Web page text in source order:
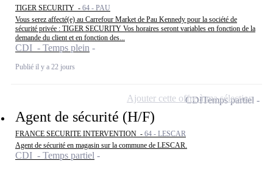
TIGER SECURITY - 64 - PAU
Vous serez affecté(e) au Carrefour Market de Pau Kennedy pour la société de
sécurité privée : TIGER SECURITY Vos horaires seront variables en fonction de la
demande du client et en fonction des...
CDI - Temps plein
Publié il y a 22 jours
Agent de sécurité (H/F)
FRANCE SECURITE INTERVENTION - 64 - LESCAR
Agent de sécurité en magasin sur la commune de LESCAR.
CDI - Temps partiel
CDITemps partiel
Ajouter cette offre à ma sélection